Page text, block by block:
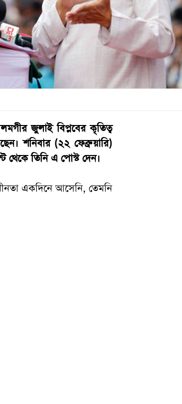
জুলাই বিপ্লবের কৃতিত্ব
শনিবার (২২ ফেব্রুয়ারি)
থেকে তিনি এ পোস্ট দেন।
একদিনে আসেনি, তেমনি